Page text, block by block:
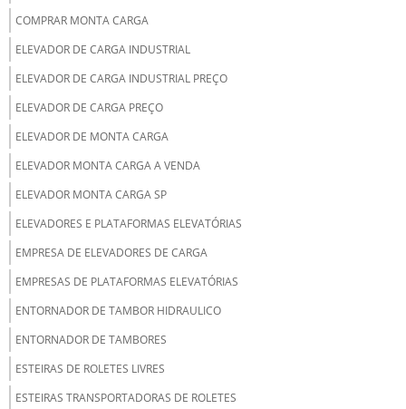
COMPRAR MONTA CARGA
ELEVADOR DE CARGA INDUSTRIAL
ELEVADOR DE CARGA INDUSTRIAL PREÇO
ELEVADOR DE CARGA PREÇO
ELEVADOR DE MONTA CARGA
ELEVADOR MONTA CARGA A VENDA
ELEVADOR MONTA CARGA SP
ELEVADORES E PLATAFORMAS ELEVATÓRIAS
EMPRESA DE ELEVADORES DE CARGA
EMPRESAS DE PLATAFORMAS ELEVATÓRIAS
ENTORNADOR DE TAMBOR HIDRAULICO
ENTORNADOR DE TAMBORES
ESTEIRAS DE ROLETES LIVRES
ESTEIRAS TRANSPORTADORAS DE ROLETES